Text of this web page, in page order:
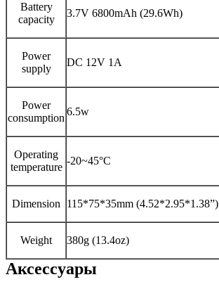
Battery
capacity
3.7V 6800mAh (29.6Wh)
Power
supply
DC 12V 1A
Power
consumption
6.5w
Operating
temperature
-20~45°C
Dimension 115*75*35mm (4.52*2.95*1.38”)
Weight 380g (13.4oz)
Аксессуары